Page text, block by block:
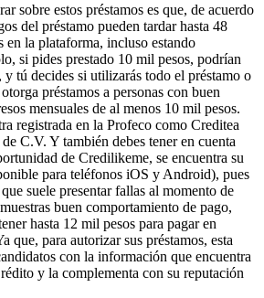
sobre estos préstamos es que, de acuerdo
del préstamo pueden tardar hasta 48
en la plataforma, incluso estando
si pides prestado 10 mil pesos, podrían
tú decides si utilizarás todo el préstamo o
préstamos a personas con buen
mensuales de al menos 10 mil pesos.
registrada en la Profeco como Creditea
C.V. Y también debes tener en cuenta
de Credilikeme, se encuentra su
para teléfonos iOS y Android), pues
suele presentar fallas al momento de
buen comportamiento de pago,
hasta 12 mil pesos para pagar en
que, para autorizar sus préstamos, esta
con la información que encuentra
y la complementa con su reputación